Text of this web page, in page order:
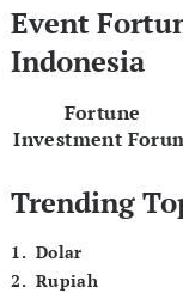
Event
Indonesia
Fortune
Investment
Trending
1. Dolar
2. Rupiah